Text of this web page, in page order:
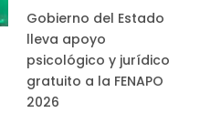
Gobierno del Estado
lleva apoyo
psicológico y jurídico
gratuito a la FENAPO
2026